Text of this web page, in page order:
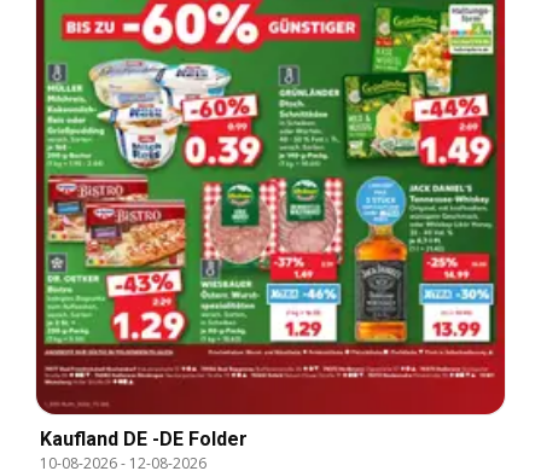
Kaufland DE -DE Folder
10-08-2026- 12-08-2026